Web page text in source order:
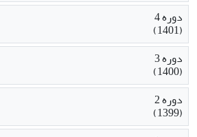
دوره 4
(1401)
دوره 3
(1400)
دوره 2
(1399)